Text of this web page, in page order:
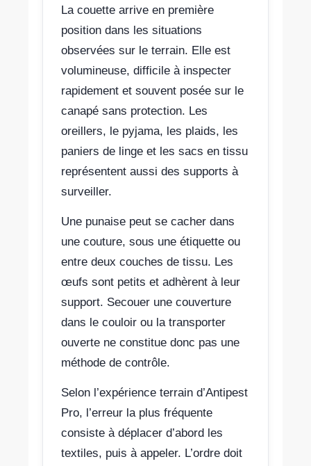
La couette arrive en première
position dans les situations
observées sur le terrain. Elle est
volumineuse, difficile à inspecter
rapidement et souvent posée sur le
canapé sans protection. Les
oreillers, le pyjama, les plaids, les
paniers de linge et les sacs en tissu
représentent aussi des supports à
surveiller.
Une punaise peut se cacher dans
une couture, sous une étiquette ou
entre deux couches de tissu. Les
œufs sont petits et adhèrent à leur
support. Secouer une couverture
dans le couloir ou la transporter
ouverte ne constitue donc pas une
méthode de contrôle.
Selon l’expérience terrain d’Antipest
Pro, l’erreur la plus fréquente
consiste à déplacer d’abord les
textiles, puis à appeler. L’ordre doit